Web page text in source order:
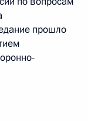
прошло